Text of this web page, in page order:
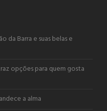
da Barra e suas belas e
opções para quem gosta
a alma